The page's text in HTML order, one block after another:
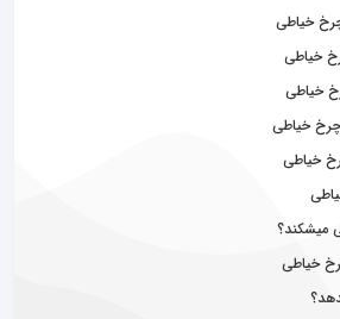
خیاطی
خیاطی
خیاطی
خیاطی
خیاطی
میشکند؟
خیاطی